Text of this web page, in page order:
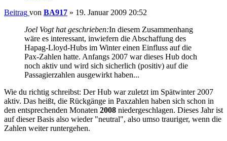
Beitrag von BA917 » 19. Januar 2009 20:52
Joel Vogt hat geschrieben:In diesem Zusammenhang
wäre es interessant, inwiefern die Abschaffung des
Hapag-Lloyd-Hubs im Winter einen Einfluss auf die
Pax-Zahlen hatte. Anfangs 2007 war dieses Hub doch
noch aktiv und wird sich sicherlich (positiv) auf die
Passagierzahlen ausgewirkt haben...
Wie du richtig schreibst: Der Hub war zuletzt im Spätwinter 2007
aktiv. Das heißt, die Rückgänge in Paxzahlen haben sich schon in
den entsprechenden Monaten 2008 niedergeschlagen. Dieses Jahr ist
auf dieser Basis also wieder "neutral", also umso trauriger, wenn die
Zahlen weiter runtergehen.